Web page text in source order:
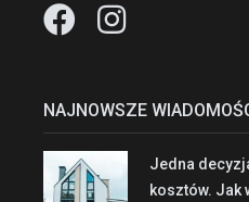
NAJNOWSZE
Jedna
kosztów. Jak